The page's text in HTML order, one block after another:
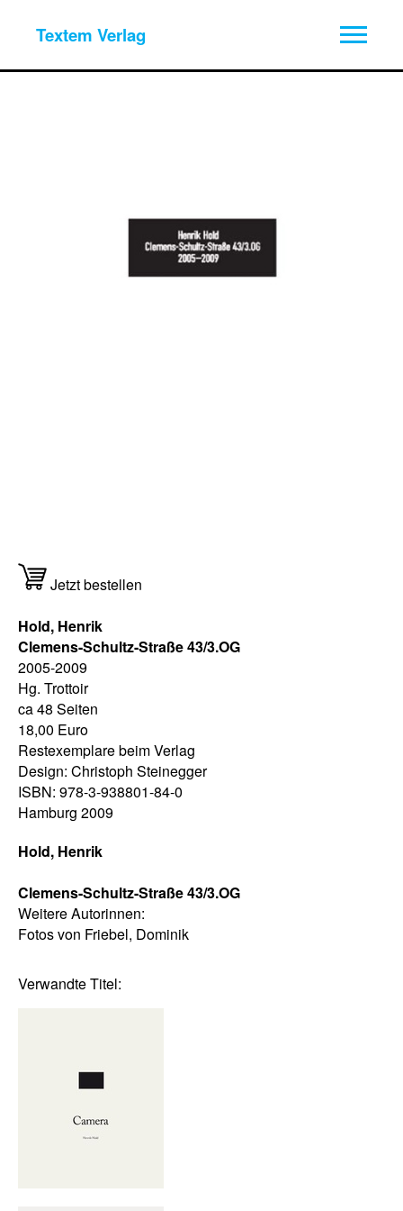
Textem Verlag
Hold, Henrik
Clemens-Schultz-Straße 43/3.OG
Weitere Autorinnen:
Fotos von Friebel, Dominik
Jetzt bestellen
Hold, Henrik
Clemens-Schultz-Straße 43/3.OG
2005-2009
Hg. Trottoir
ca 48 Seiten
18,00 Euro
Restexemplare beim Verlag
Design: Christoph Steinegger
ISBN: 978-3-938801-84-0
Hamburg 2009
Verwandte Titel: